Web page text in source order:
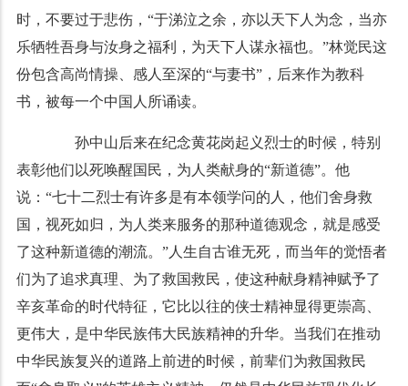
时，不要过于悲伤，“于涕泣之余，亦以天下人为念，当亦
乐牺牲吾身与汝身之福利，为天下人谋永福也。”林觉民这
份包含高尚情操、感人至深的“与妻书”，后来作为教科
书，被每一个中国人所诵读。
孙中山后来在纪念黄花岗起义烈士的时候，特别
表彰他们以死唤醒国民，为人类献身的“新道德”。他
说：“七十二烈士有许多是有本领学问的人，他们舍身救
国，视死如归，为人类来服务的那种道德观念，就是感受
了这种新道德的潮流。”人生自古谁无死，而当年的觉悟者
们为了追求真理、为了救国救民，使这种献身精神赋予了
辛亥革命的时代特征，它比以往的侠士精神显得更崇高、
更伟大，是中华民族伟大民族精神的升华。当我们在推动
中华民族复兴的道路上前进的时候，前辈们为救国救民